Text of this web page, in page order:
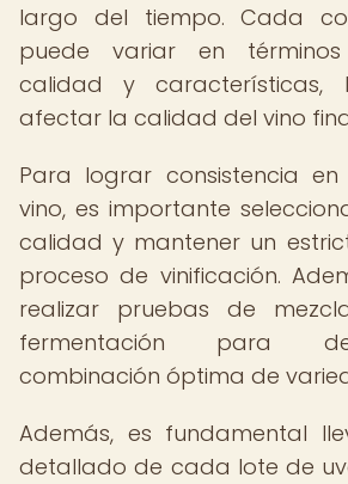
largo del tiempo. Cada
puede variar en
calidad y características,
afectar la calidad del vino
Para lograr consistencia
vino, es importante
calidad y mantener un
proceso de vinificación.
realizar pruebas de
fermentación para
combinación óptima de
Además, es fundamental
detallado de cada lote de